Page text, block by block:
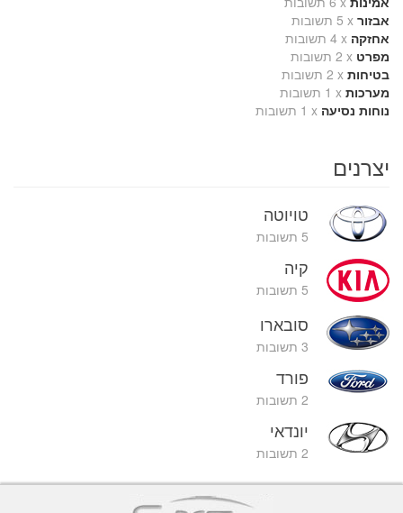
אבזור x
אחזקה x
מפרט x
בטיחות x
מערכות x
נוחות נסיעה x
יצרנים
טויוטה
5 תשובות
קיה
5 תשובות
סובארו
3 תשובות
פורד
2 תשובות
יונדאי
2 תשובות